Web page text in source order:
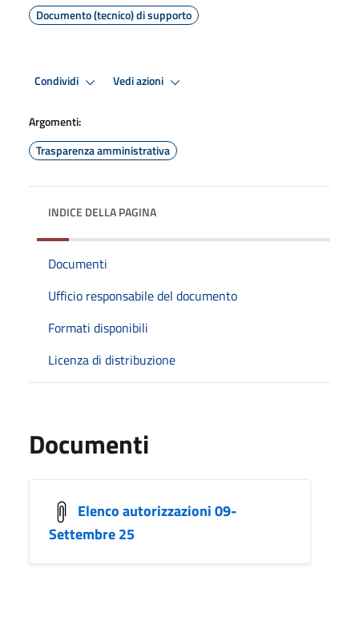
Documento (tecnico) di supporto
Condividi Vedi azioni
Argomenti:
Trasparenza amministrativa
INDICE DELLA PAGINA
Documenti
Ufficio responsabile del documento
Formati disponibili
Licenza di distribuzione
Documenti
Elenco autorizzazioni 09-
Settembre 25